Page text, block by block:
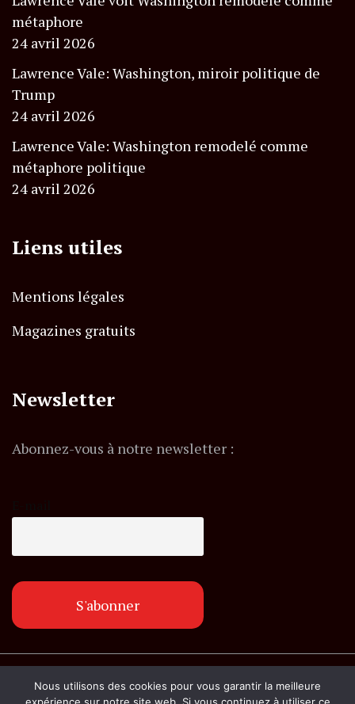
métaphore
24 avril 2026
Lawrence Vale: Washington, miroir politique de
Trump
24 avril 2026
Lawrence Vale: Washington remodelé comme
métaphore politique
24 avril 2026
Liens utiles
Mentions légales
Magazines gratuits
Newsletter
Abonnez-vous à notre newsletter :
© Copyright lemagazineinfo.fr. Tous droits
Nous utilisons des cookies pour vous garantir la meilleure